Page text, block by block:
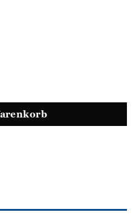
Sprache - 1. Volksschule